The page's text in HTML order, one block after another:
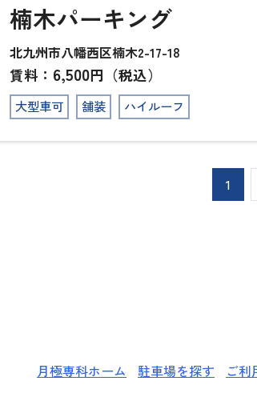
楠木パーキング
北九州市八幡西区楠木2-17-18
賃料： 6,500円（税込）
大型車可 舗装 ハイルーフ
1
月極専科ホーム 駐車場を探す ご利